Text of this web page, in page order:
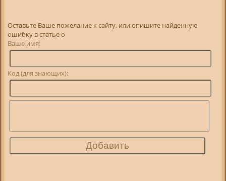
Оставьте Ваше пожелание к сайту, или опишите найденную
ошибку в статье о
Ваше имя:
Код (для знающих):